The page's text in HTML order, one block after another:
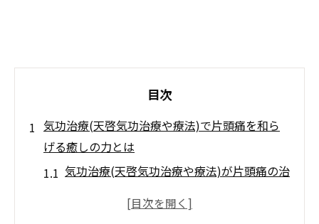
目次
気功治療(天啓気功治療や療法)で片頭痛を和ら
げる癒しの力とは
気功治療(天啓気功治療や療法)が片頭痛の治
片頭痛緩和に気功治療(天啓気功治療や療法)